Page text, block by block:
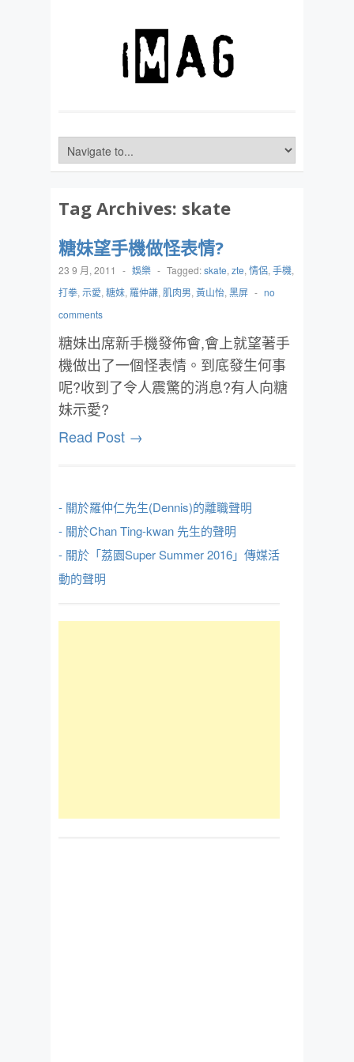
Tag Archives: skate
糖妹望手機做怪表情?
23 9 月, 2011 - 娛樂 - Tagged:skate, zte, 情侶, 手機,
打拳, 示愛, 糖妹, 羅仲謙, 肌肉男, 黃山怡, 黑屏 - no
comments
糖妹出席新手機發佈會,會上就望著手
機做出了一個怪表情。到底發生何事
呢?收到了令人震驚的消息?有人向糖
妹示愛?
Read Post →
- 關於羅仲仁先生(Dennis)的離職聲明
- 關於Chan Ting-kwan 先生的聲明
- 關於「荔園Super Summer 2016」傳媒活
動的聲明